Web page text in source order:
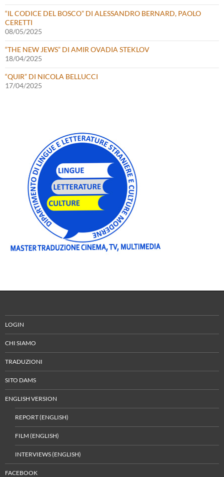
“IL CODICE DEL BOSCO” DI ALESSANDRO BERNARD, PAOLO
CERETTI
08/05/2025
“THE NEW JEWS” DI AMIR OVADIA STEKLOV
18/04/2025
“QUIR” DI NICOLA BELLUCCI
17/04/2025
LOGIN
CHI SIAMO
TRADUZIONI
SITO DAMS
ENGLISH VERSION
REPORT (ENGLISH)
FILM (ENGLISH)
INTERVIEWS (ENGLISH)
FACEBOOK